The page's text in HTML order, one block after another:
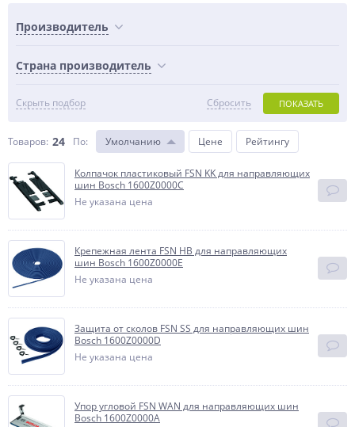
Производитель
Страна производитель
Скрыть подбор ПОКАЗАТЬ
Сбросить
Товаров: 24 По: Умолчанию Цене Рейтингу
Колпачок пластиковый FSN KK для направляющих
шин Bosch 1600Z0000C
Не указана цена
Крепежная лента FSN HB для направляющих
шин Bosch 1600Z0000E
Не указана цена
Защита от сколов FSN SS для направляющих шин
Bosch 1600Z0000D
Не указана цена
Упор угловой FSN WAN для направляющих шин
Bosch 1600Z0000A